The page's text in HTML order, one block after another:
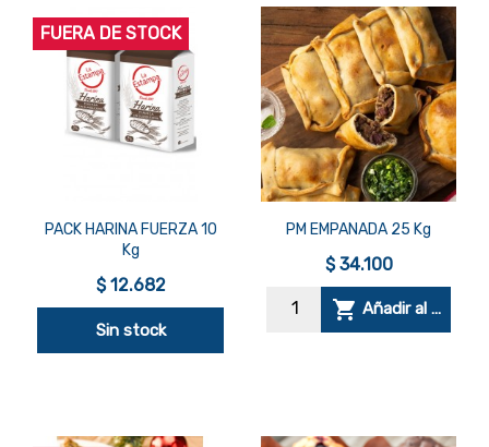
Vista rápida
PACK HARINA FUERZA 10
Kg
$ 12.682
Sin stock
FUERA DE STOCK
Vista rápida
PM EMPANADA 25 Kg
$ 34.100
 Añadir al carrito